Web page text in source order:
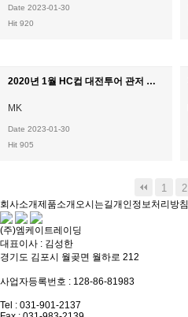
Date 2023-01-30
Hit 920
2020년 1월 HC컵 대전투어 관저 노블레스
MK
Date 2023-01-30
Hit 905
1 2
회사소개제품소개 오시는길개인정보처리방침
(주)엠케이트레이딩
대표이사 : 김성한
경기도 김포시 월곶면 월하로 212
사업자등록번호 : 128-86-81983
Tel : 031-901-2137